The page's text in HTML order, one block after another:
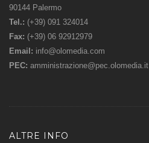
90144 Palermo
Tel.: (+39) 091 324014
Fax: (+39) 06 92912979
Email: info@olomedia.com
PEC: amministrazione@pec.olomedia.it
ALTRE INFO